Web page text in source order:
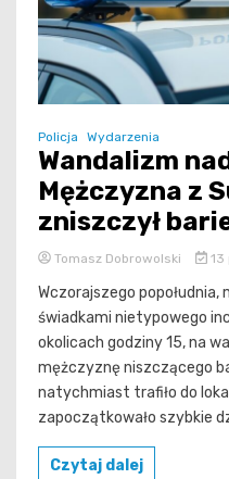
Policja Wydarzenia
Wandalizm
Mężczyzna z
zniszczył
Tomasz Dobrowolski 13
Wczorajszego
świadkami nietypowego
okolicach godziny 15, na
mężczyznę niszczącego
natychmiast trafiło do
zapoczątkowało szybkie
Czytaj dalej